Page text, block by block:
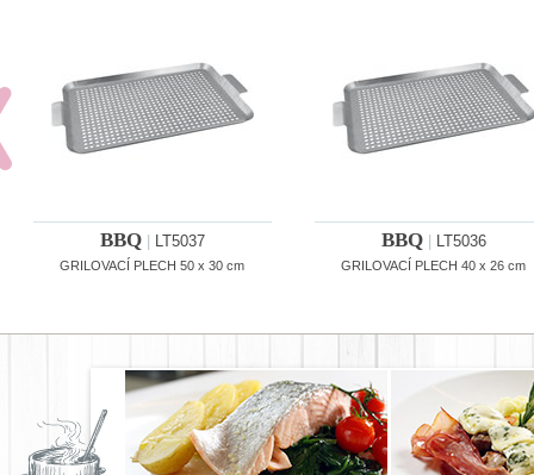
BBQ LT5037
GRILOVACÍ PLECH 50 x 30 cm
BBQ LT5036
GRILOVACÍ PLECH 40 x 26 cm